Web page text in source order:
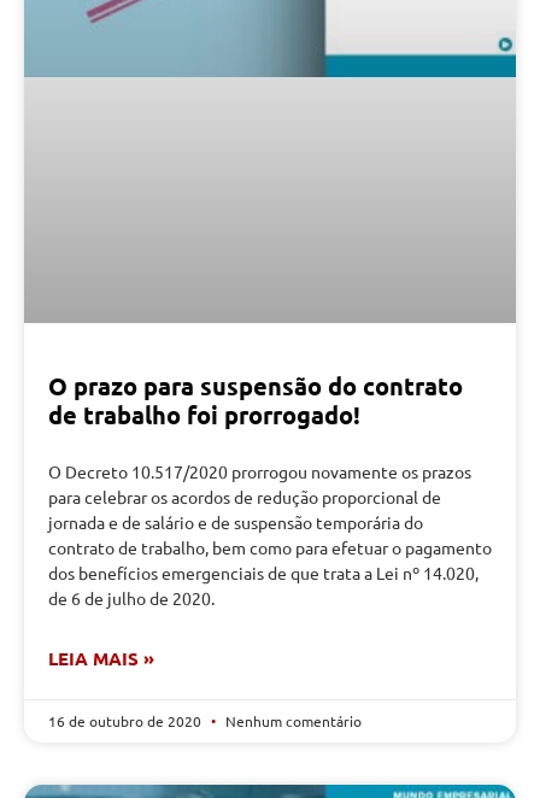
O prazo para suspensão do contrato
de trabalho foi prorrogado!
O Decreto 10.517/2020 prorrogou novamente os prazos
para celebrar os acordos de redução proporcional de
jornada e de salário e de suspensão temporária do
contrato de trabalho, bem como para efetuar o pagamento
dos benefícios emergenciais de que trata a Lei nº 14.020,
de 6 de julho de 2020.
LEIA MAIS »
16 de outubro de 2020 Nenhum comentário